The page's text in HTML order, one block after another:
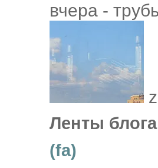
вчера -
Ленты
(fa)